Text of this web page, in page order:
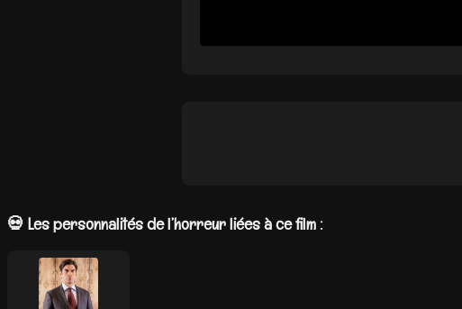
💀 Les personnalités de l’horreur liées à ce film :